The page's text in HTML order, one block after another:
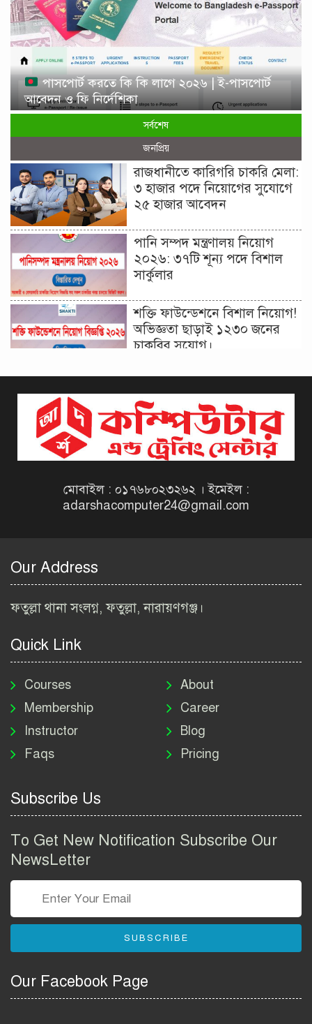
পাসপোর্ট করতে কি কি লাগে ২০২৬ | ই-পাসপোর্ট
আবেদন ও ফি নির্দেশিকা
সর্বশেষ
জনপ্রিয়
রাজধানীতে কারিগরি চাকরি মেলা:
৩ হাজার পদে নিয়োগের সুযোগে
২৫ হাজার আবেদন
পানি সম্পদ মন্ত্রণালয় নিয়োগ
২০২৬: ৩৭টি শূন্য পদে বিশাল
সার্কুলার
শক্তি ফাউন্ডেশনে বিশাল নিয়োগ!
অভিজ্ঞতা ছাড়াই ১২৩০ জনের
চাকরির সুযোগ।
বিজ্ঞপ্তি ২০২৬ | Taxes Zone
Dinajpur Job Circular 2026
বেসরকারি সংস্থা সেতু (SETU)
Job Circular 2026
২০২৬ | BIWTA Job Circular
মাদকদ্রব্য নিয়ন্ত্রণ অধিদপ্তর
নিয়োগ বিজ্ঞপ্তি ২০২৬ | DNC
Job Circular 2026
পাসপোর্ট করতে কি কি লাগে
২০২৬ | ই-পাসপোর্ট আবেদন ও
Group Job Circular 2026
তথ্য অধিদপ্তর নিয়োগ বিজ্ঞপ্তি
বাংলাদেশ পুলিশ এএসআই
Bangladesh Police ASI Job
Circular 2026
মোবাইল : ০১৭৬৮০২৩২৬২ । ইমেইল :
adarshacomputer24@gmail.com
Our Address
ফতুল্লা থানা সংলগ্ন, ফতুল্লা, নারায়ণগঞ্জ।
Quick Link
Courses
Membership
Instructor
Faqs
About
Career
Blog
Pricing
Subscribe Us
To Get New Notification Subscribe Our
NewsLetter
SUBSCRIBE
Our Facebook Page